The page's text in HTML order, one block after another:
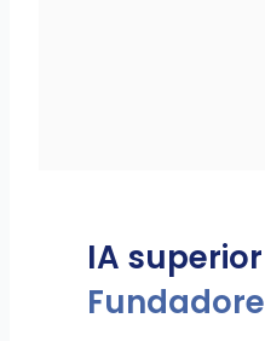
IA superior